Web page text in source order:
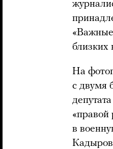
«Важные
близких
На
с двумя
в